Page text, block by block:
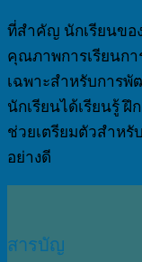
ที่สำคัญ นักเรียนขอ
คุณภาพการเรียนกา
เฉพาะสำหรับการพั
นักเรียนได้เรียนรู้
ช่วยเตรียมตัวสำหรั
อย่างดี
สารบัญ